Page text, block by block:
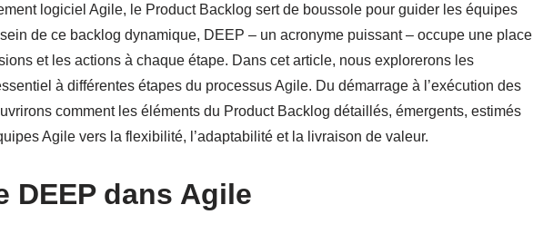
logiciel Agile, le Product Backlog sert de boussole pour guider les équipes
de ce backlog dynamique, DEEP – un acronyme puissant – occupe une place
et les actions à chaque étape. Dans cet article, nous explorerons les
à différentes étapes du processus Agile. Du démarrage à l’exécution des
comment les éléments du Product Backlog détaillés, émergents, estimés
Agile vers la flexibilité, l’adaptabilité et la livraison de valeur.
DEEP dans Agile